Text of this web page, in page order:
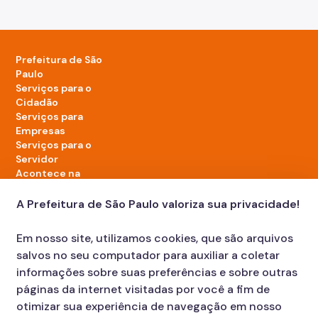
Prefeitura de São
Paulo
Serviços para o
Cidadão
Serviços para
Empresas
Serviços para o
Servidor
Acontece na
LinkedIn da Prefeitura de São Paulo
TikTok da Prefeitura de São Paulo
YouTube da Prefeitura de São Paulo
X da Prefeitura de São Paulo
Instagram da Prefeitura de São Paulo
Facebook da Prefeitura de São Paulo
Diário Oficial
A Prefeitura de São Paulo valoriza sua privacidade!
Em nosso site, utilizamos cookies, que são arquivos
salvos no seu computador para auxiliar a coletar
informações sobre suas preferências e sobre outras
páginas da internet visitadas por você a fim de
otimizar sua experiência de navegação em nosso